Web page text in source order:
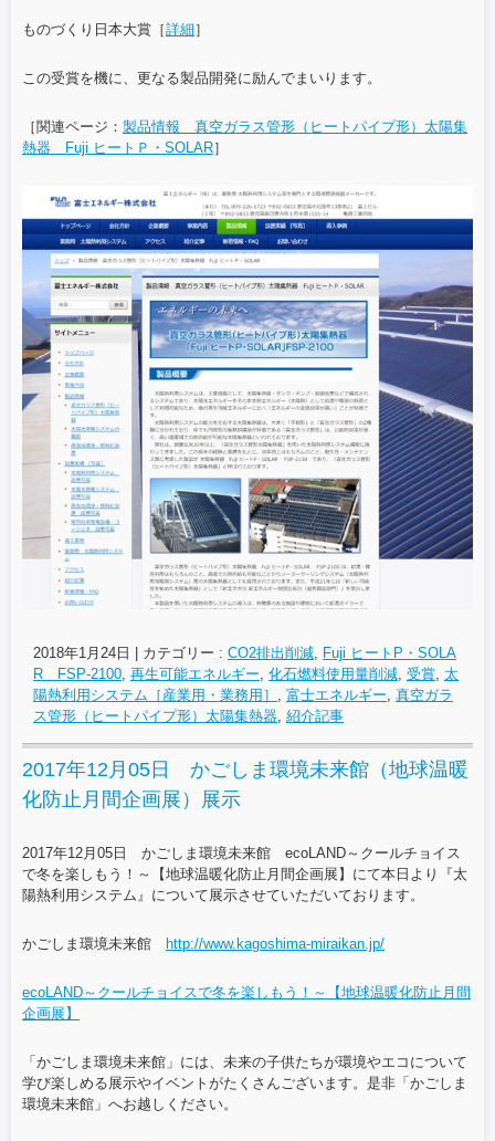
ものづくり日本大賞［詳細 ］
この受賞を機に、更なる製品開発に励んでまいります。
［関連ページ： 製品情報 真空ガラス管形（ヒートパイプ形）太陽集
熱器 Fuji ヒートＰ・SOLAR］
2018年1月24日 カテゴリー : CO2排出削減
Fuji ヒートP・SOLA
R FSP-2100 再生可能エネルギー 化石燃料使用量削減 受賞 太
陽熱利用システム［産業用・業務用］
富士エネルギー 真空ガラ
ス管形（ヒートパイプ形）太陽集熱器 紹介記事
2017年12月05日 かごしま環境未来館（地球温暖
化防止月間企画展）展示
2017年12月05日 かごしま環境未来館 ecoLAND～クールチョイス
で冬を楽しもう！～【地球温暖化防止月間企画展】にて本日より『太
陽熱利用システム』について展示させていただいております。
かごしま環境未来館 http://www.kagoshima-miraikan.jp/
ecoLAND～クールチョイスで冬を楽しもう！～【地球温暖化防止月間
企画展】
「かごしま環境未来館」には、未来の子供たちが環境やエコについて
学び楽しめる展示やイベントがたくさんございます。是非「かごしま
環境未来館」へお越しください。